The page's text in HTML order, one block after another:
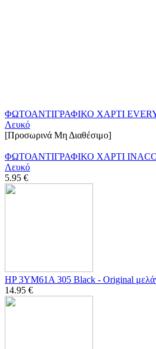
ΦΩΤΟΑΝΤΙΓΡΑΦΙΚΟ ΧΑΡΤΙ
Λευκό
[Προσωρινά Μη Διαθέσιμο]
ΦΩΤΟΑΝΤΙΓΡΑΦΙΚΟ ΧΑΡΤΙ
Λευκό
5.95 €
HP 3YM61A 305 Black - Original
14.95 €